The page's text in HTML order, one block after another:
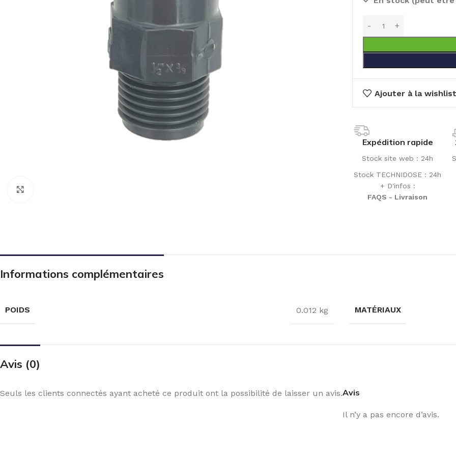
Ajouter à la
Expédition rapide
Stock site web : 24h
Stock TECHNIDOSE : 24h
+ D'infos :
FAQS - Livraison
Informations complémentaires
POIDS 0.012 kg MATÉRIAUX
Avis (0)
Avis
Il n’y a pas encore d’avis.
Seuls les clients connectés ayant acheté ce produit ont la possibilité de laisser un avis.